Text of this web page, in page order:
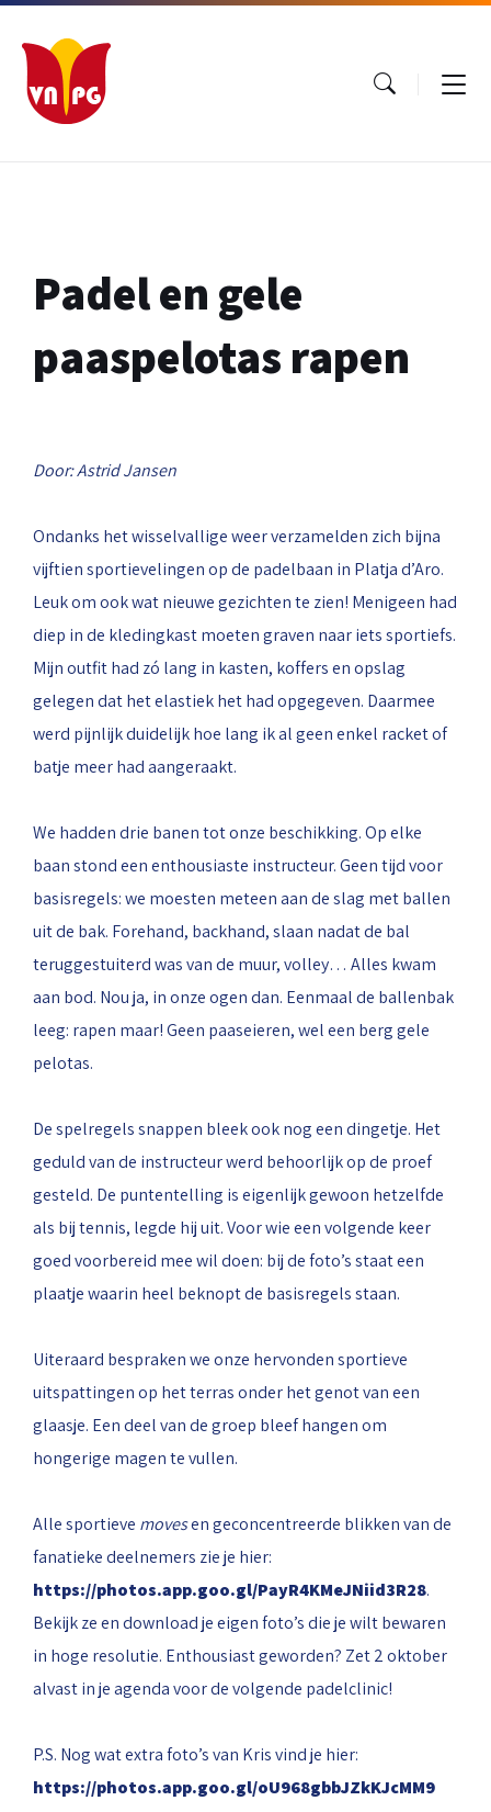
Ga
inhoud
Ga
hoofdnavigatie
Ga
footer
Padel en gele
paaspelotas rapen
Door: Astrid Jansen
Ondanks het wisselvallige weer verzamelden zich bijna
vijftien sportievelingen op de padelbaan in Platja d’Aro.
Leuk om ook wat nieuwe gezichten te zien! Menigeen had
diep in de kledingkast moeten graven naar iets sportiefs.
Mijn outfit had zó lang in kasten, koffers en opslag
gelegen dat het elastiek het had opgegeven. Daarmee
werd pijnlijk duidelijk hoe lang ik al geen enkel racket of
batje meer had aangeraakt.
We hadden drie banen tot onze beschikking. Op elke
baan stond een enthousiaste instructeur. Geen tijd voor
basisregels: we moesten meteen aan de slag met ballen
uit de bak. Forehand, backhand, slaan nadat de bal
teruggestuiterd was van de muur, volley… Alles kwam
aan bod. Nou ja, in onze ogen dan. Eenmaal de ballenbak
leeg: rapen maar! Geen paaseieren, wel een berg gele
pelotas.
De spelregels snappen bleek ook nog een dingetje. Het
geduld van de instructeur werd behoorlijk op de proef
gesteld. De puntentelling is eigenlijk gewoon hetzelfde
als bij tennis, legde hij uit. Voor wie een volgende keer
goed voorbereid mee wil doen: bij de foto’s staat een
plaatje waarin heel beknopt de basisregels staan.
Uiteraard bespraken we onze hervonden sportieve
uitspattingen op het terras onder het genot van een
glaasje. Een deel van de groep bleef hangen om
hongerige magen te vullen.
Alle sportieve movesen geconcentreerde blikken van de
fanatieke deelnemers zie je hier:
https://photos.app.goo.gl/PayR4KMeJNiid3R28.
Bekijk ze en download je eigen foto’s die je wilt bewaren
in hoge resolutie. Enthousiast geworden? Zet 2 oktober
alvast in je agenda voor de volgende padelclinic!
P.S. Nog wat extra foto’s van Kris vind je hier:
https://photos.app.goo.gl/oU968gbbJZkKJcMM9